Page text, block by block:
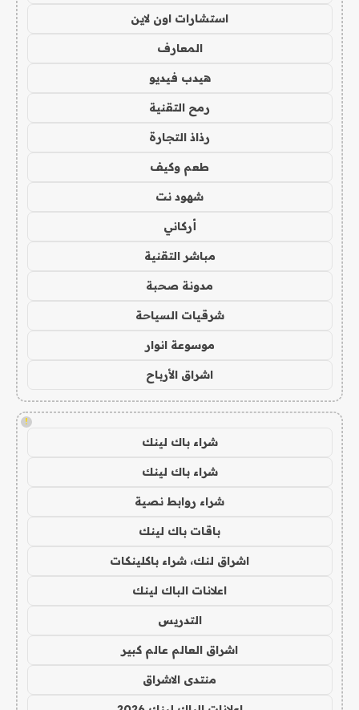
استشارات اون لاين
المعارف
هيدب فيديو
رمح التقنية
رذاذ التجارة
طعم وكيف
شهود نت
أركاني
مباشر التقنية
مدونة صحبة
شرقيات السياحة
موسوعة انوار
اشراق الأرباح
!
شراء باك لينك
شراء باك لينك
شراء روابط نصية
باقات باك لينك
اشراق لنك، شراء باكلينكات
اعلانات الباك لينك
التدريس
اشراق العالم عالم كبير
منتدى الاشراق